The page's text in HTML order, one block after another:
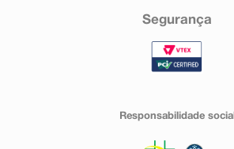
Segurança
Responsabilidade social